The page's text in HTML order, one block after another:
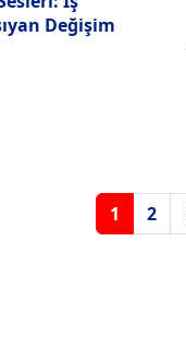
Değişim
1 2